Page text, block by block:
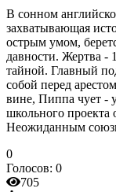
В сонном
захватывающая
острым умом,
давности. Жертва -
тайной. Главный
собой перед
вине, Пиппа чует -
школьного проекта
Неожиданным
0
Голосов: 0
705